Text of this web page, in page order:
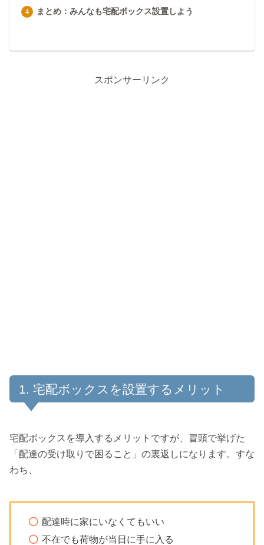
まとめ：みんなも宅配ボックス設置しよう
スポンサーリンク
宅配ボックスを設置するメリット
宅配ボックスを導入するメリットですが、冒頭で挙げた
「配達の受け取りで困ること」の裏返しになります。すな
わち、
配達時に家にいなくてもいい
不在でも荷物が当日に手に入る